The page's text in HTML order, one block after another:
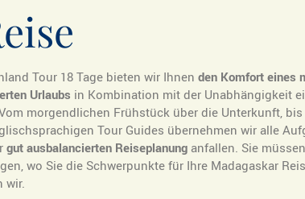
Tour 18 Tage bieten wir Ihnen den Komfort eines
Urlaubs in Kombination mit der Unabhängigkeit
morgendlichen Frühstück über die Unterkunft,
Tour Guides übernehmen wir alle
gut ausbalancierten Reiseplanung anfallen. Sie
wo Sie die Schwerpunkte für Ihre Madagaskar
wir.